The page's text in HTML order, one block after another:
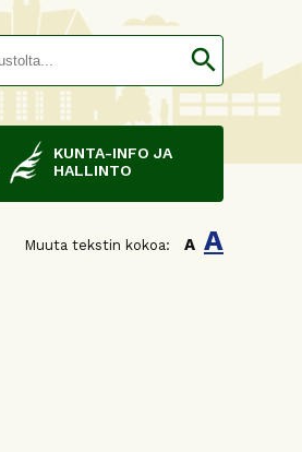
search
KUNTA-INFO JA
HALLINTO
Muuta tekstin kokoa: A A